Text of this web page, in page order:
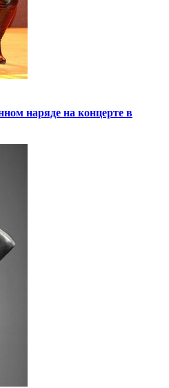
наряде на концерте в